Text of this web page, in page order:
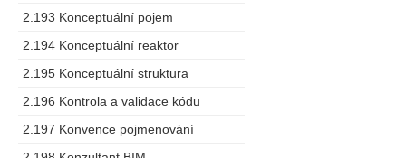
2.193 Konceptuální pojem
2.194 Konceptuální reaktor
2.195 Konceptuální struktura
2.196 Kontrola a validace kódu
2.197 Konvence pojmenování